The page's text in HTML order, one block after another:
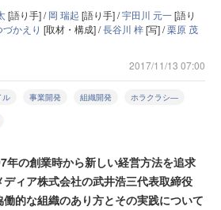
[語り手] /岡 瑞起 [語り手] /宇田川 元一[語り
づかえり [取材・構成] /長谷川 梓[写] /栗原 茂
2017/11/13 07:00
ル 事業開発 組織開発 ホラクラシ―
の創業時から新しい経営方法を追求
ディア株式会社の武井浩三代表取締役
的な組織のあり方とその実践について